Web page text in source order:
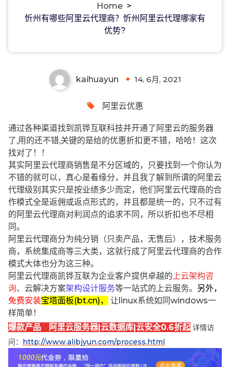
Home >
忻州有哪些阿里云代理商？忻州阿里云代理哪家有
优势?
忻州有哪些阿里云代理商？忻州阿里云
代理哪家有优势?
kaihuayun 14, 6月, 2021
阿里云优惠
通过各种渠道找到凯铧互联科技并开通了阿里云的服务器
了,用的还不错,关键的是给的优惠折扣更不错，哈哈！这次
找对了！！
其实阿里云代理商销售是不分区域的，只要找到一个你认为
不错的就可以，真心是看缘分，并且我了解到所谓的阿里云
代理级别其实只是按业绩多少而定，他们阿里云代理商的合
作模式全是返佣或返点形式的，并且都是统一的，只不过有
的阿里云代理商对利润点的追求不同，所以折扣也不尽相
同。
阿里云代理商分为纯分销（只卖产品，无售后），技术服务
商，系统集成商等三大类，这就行成了阿里云代理商的合作
模式大体也分为这三种。
阿里云代理商凯铧互联为企业客户提供卓越的 上云架构咨
询、云解决方案架构设计服务等一站式的上云服务。 另外，
免费安装宝塔面板(bt.cn)，
让linux系统如同windows一
样简单！
爆款产品 阿里云服务器|云数据库|云安全0.6折起 详情访
问： http://www.alibjyun.com/process.html